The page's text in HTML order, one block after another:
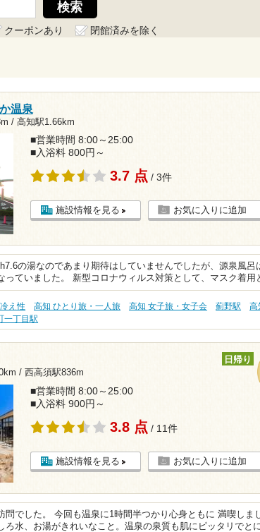
クーポンあり
閉館済みを除く
温泉
/ 高知駅1.66km
■営業時間 8:00～25:00
■入浴料 800円～
3.7 点 / 3件
施設情報を見る お気に入りに追加
の湯なのであまり期待はしていませんでしたが、源泉風呂
っていました。 新型コロナウィルス対策として、マスク着
え性 高知 ひとり旅・一人旅 高知 女子旅・女子会 薊野駅
高
一丁目駅
/ 西高須駅836m
日帰り
■営業時間 8:00～25:00
■入浴料 900円～
3.8 点 / 11件
施設情報を見る お気に入りに追加
問でした。 今回も温泉に1時間半つかり心身ともに 満喫しま
ろ水、お湯がきれいなこと。温泉の泉質も肌にピッタリでと